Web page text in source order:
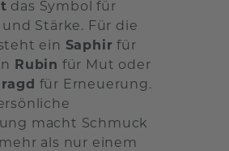
das Symbol für
und Stärke. Für die
ein Saphir für
Rubin für Mut oder
für Erneuerung.
macht Schmuck
als nur einem